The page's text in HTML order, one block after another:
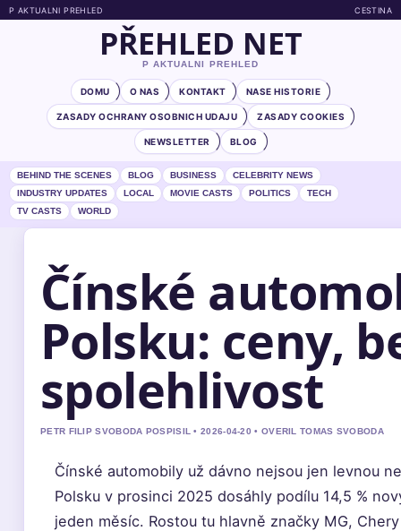
P AKTUALNI PREHLED CESTINA
PŘEHLED NET
P AKTUALNI PREHLED
DOMU O NAS KONTAKT NASE HISTORIE
ZASADY OCHRANY OSOBNICH UDAJU ZASADY COOKIES
NEWSLETTER BLOG
BEHIND THE SCENES BLOG BUSINESS
CELEBRITY NEWS
INDUSTRY UPDATES
LOCAL MOVIE CASTS POLITICS
TECH
TV CASTS
WORLD
Čínské
Polsku: ceny,
spolehlivost
PETR FILIP SVOBODA POSPISIL • 2026-04-20 • OVERIL TOMAS SVOBODA
Čínské automobily už dávno nejsou jen levnou
Polsku v prosinci 2025 dosáhly podílu 14,5 %
jeden měsíc. Rostou tu hlavně značky MG, Chery